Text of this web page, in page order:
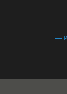
—
—